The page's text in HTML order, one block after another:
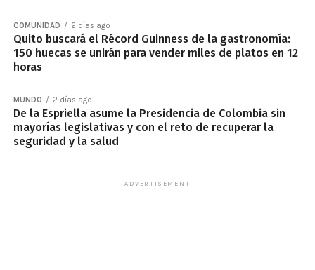
COMUNIDAD 2 días ago
Quito buscará el Récord Guinness de la gastronomía:
150 huecas se unirán para vender miles de platos en 12
horas
MUNDO 2 días ago
De la Espriella asume la Presidencia de Colombia sin
mayorías legislativas y con el reto de recuperar la
seguridad y la salud
ADVERTISEMENT